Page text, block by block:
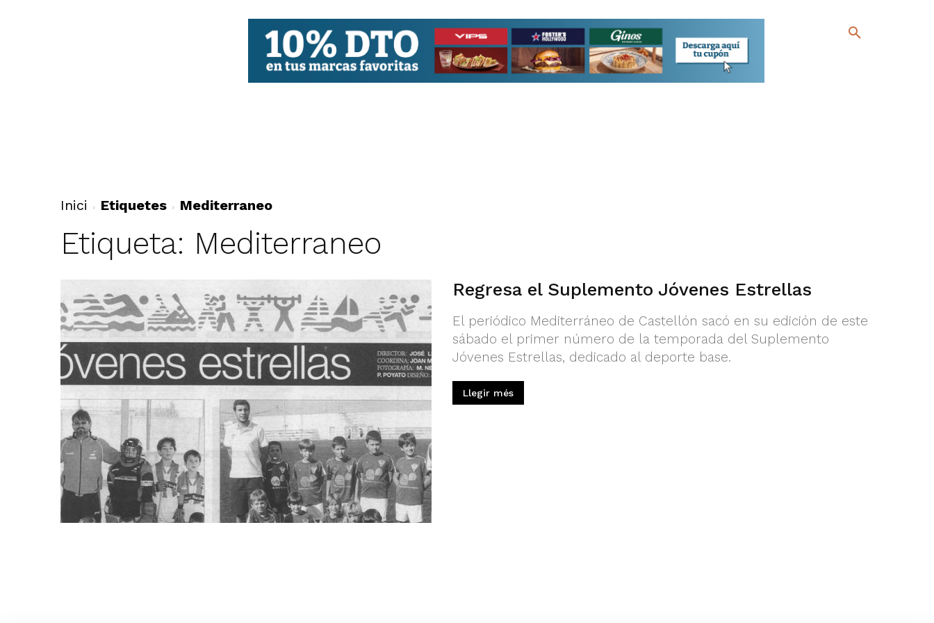
Inici Etiquetes Mediterraneo
Etiqueta: Mediterraneo
Regresa el Suplemento Jóvenes Estrellas
El periódico Mediterráneo de Castellón sacó en su edición de este
sábado el primer número de la temporada del Suplemento
Jóvenes Estrellas, dedicado al deporte base.
Llegir més